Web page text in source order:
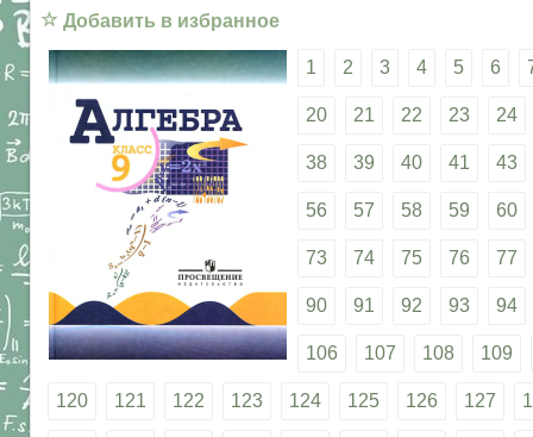
☆ Добавить в избранное
1 2 3 4 5 6
20 21 22 23 24
38 39 40 41 43
56 57 58 59 60
73 74 75 76 77
90 91 92 93 94
106 107 108 109
120 121 122 123 124 125 126 127